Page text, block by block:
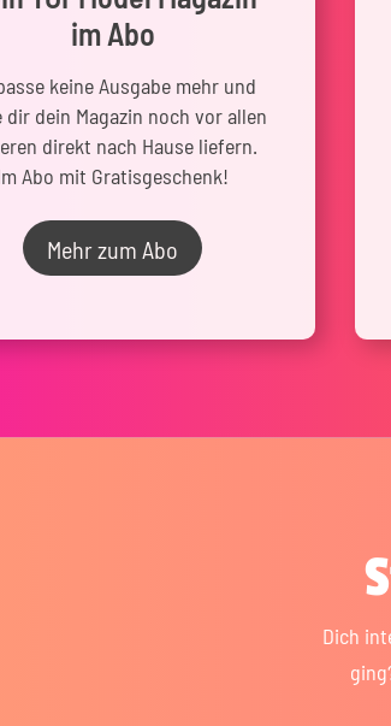
im Abo
keine Ausgabe mehr und
dir dein Magazin noch vor allen
direkt nach Hause liefern.
Abo mit Gratisgeschenk!
Mehr zum Abo
Dich